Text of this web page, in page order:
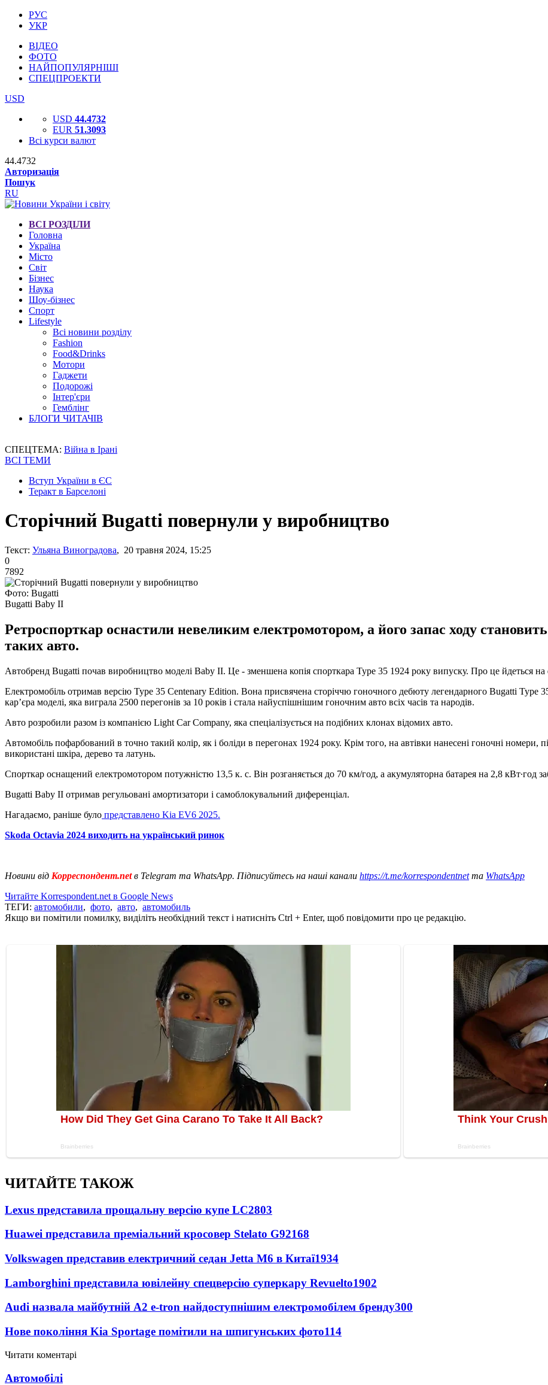
РУС
УКР
ВІДЕО
ФОТО
НАЙПОПУЛЯРНІШІ
СПЕЦПРОЕКТИ
USD
USD 44.4732
EUR 51.3093
Всі курси валют
44.4732
Авторизація
Пошук
RU
ВСІ РОЗДІЛИ
Головна
Україна
Місто
Світ
Бізнес
Наука
Шоу-бізнес
Спорт
Lifestyle
Всі новини розділу
Fashion
Food&Drinks
Мотори
Гаджети
Подорожі
Інтер'єри
Гемблінг
БЛОГИ ЧИТАЧІВ
СПЕЦТЕМА: Війна в Ірані
ВСІ ТЕМИ
Вступ України в ЄС
Теракт в Барселоні
Сторічний Bugatti повернули у виробництво
Текст: Ульяна Виноградова, 20 травня 2024, 15:25
0
7892
Фото: Bugatti
Bugatti Baby II
Ретроспорткар оснастили невеликим електромотором, а його запас ходу
таких авто.
Автобренд Bugatti почав виробництво моделі Baby II. Це - зменшена копія спорткара Type 35 1924 року випуску. Про це йдеться на
Електромобіль отримав версію Type 35 Centenary Edition. Вона присвячена сторіччю гоночного дебюту легендарного Bugatti Type
кар’єра моделі, яка виграла 2500 перегонів за 10 років і стала найуспішнішим гоночним авто всіх часів та народів.
Авто розробили разом із компанією Light Car Company, яка спеціалізується на подібних клонах відомих авто.
Автомобіль пофарбований в точно такий колір, як і боліди в перегонах 1924 року. Крім того, на автівки нанесені гоночні
використані шкіра, дерево та латунь.
Спорткар оснащений електромотором потужністю 13,5 к. с. Він розганяється до 70 км/год, а акумуляторна батарея на 2,8 кВт∙год
Bugatti Baby II отримав регульовані амортизатори і самоблокувальний диференціал.
Нагадаємо, раніше було представлено Kia EV6 2025.
Skoda Octavia 2024 виходить на український ринок
Новини від Корреспондент.netв Telegram та WhatsApp. Підписуйтесь на наші канали https://t.me/korrespondentnetта WhatsApp
Читайте Korrespondent.net в Google News
ТЕГИ: автомобили, фото, авто, автомобиль
Якщо ви помітили помилку, виділіть необхідний текст і натисніть Ctrl + Enter, щоб повідомити про це редакцію.
ЧИТАЙТЕ ТАКОЖ
Lexus представила прощальну версію купе LC2803
Huawei представила преміальний кросовер Stelato G92168
Volkswagen представив електричний седан Jetta M6 в Китаї1934
Lamborghini представила ювілейну спецверсію суперкару Revuelto1902
Audi назвала майбутній A2 e-tron найдоступнішим електромобілем бренду300
Нове покоління Kia Sportage помітили на шпигунських фото114
Читати коментарі
Автомобілі